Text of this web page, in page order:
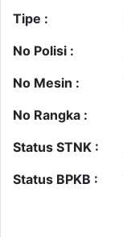
Tipe :
No Polisi :
No Mesin :
No Rangka :
Status STNK :
Status BPKB :